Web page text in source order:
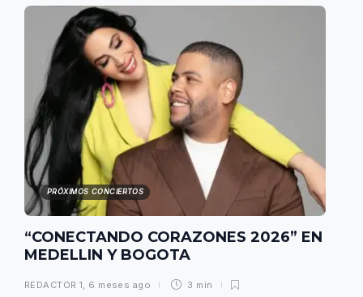
PRÓXIMOS CONCIERTOS
“CONECTANDO CORAZONES 2026” EN
MEDELLIN Y BOGOTA
REDACTOR 1, 6 meses ago 3 min